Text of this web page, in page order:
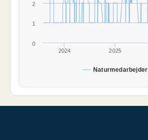
Naturmedarbejder
2024 2025
0
1
2